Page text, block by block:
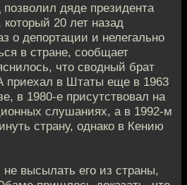
дяде президента
20 лет назад
о депортации и нелегально
в стране, сообщает
что сводный брат
приехал в Штаты еще в 1963
в 1980-е присутствовал на
слушаниях, а в 1992-м
страну, однако в Кению
высылать его из страны,